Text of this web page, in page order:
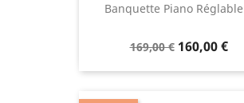
Banquette Piano
169,00 € 160,00 €